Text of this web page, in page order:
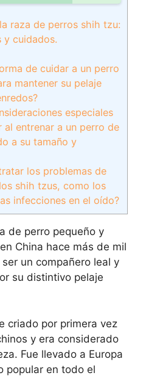
raza de perros shih tzu:
y cuidados.
de cuidar a un perro
mantener su pelaje
especiales
al entrenar a un perro de
a su tamaño y
los problemas de
shih tzus, como los
infecciones en el oído?
de perro pequeño y
China hace más de mil
un compañero leal y
su distintivo pelaje
criado por primera vez
y era considerado
Fue llevado a Europa
popular en todo el